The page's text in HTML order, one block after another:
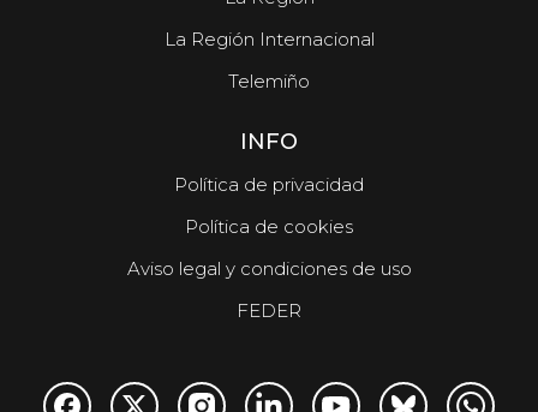
La Región Internacional
Telemiño
INFO
Política de privacidad
Política de cookies
Aviso legal y condiciones de uso
FEDER